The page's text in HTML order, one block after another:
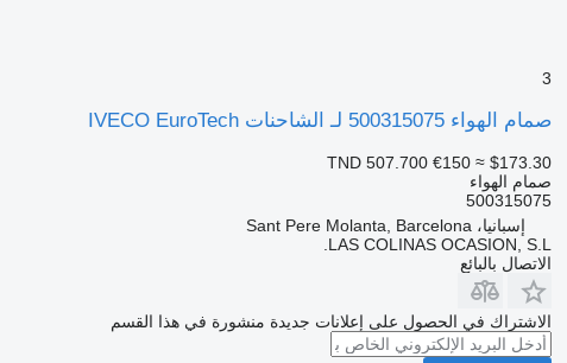
3
صمام الهواء 500315075 لـ الشاحنات IVECO EuroTech
TND 507.700 €150 ≈ $173.30
صمام الهواء
500315075
إسبانيا، Sant Pere Molanta, Barcelona
LAS COLINAS OCASION, S.L.
الاتصال بالبائع
الاشتراك في الحصول على إعلانات جديدة منشورة في هذا القسم